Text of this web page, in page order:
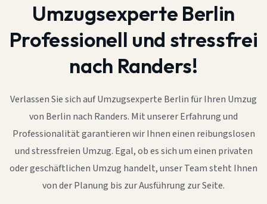
Umzugsexperte Berlin
Professionell und stressfrei
nach Randers!
Verlassen Sie sich auf Umzugsexperte Berlin für Ihren Umzug
von Berlin nach Randers. Mit unserer Erfahrung und
Professionalität garantieren wir Ihnen einen reibungslosen
und stressfreien Umzug. Egal, ob es sich um einen privaten
oder geschäftlichen Umzug handelt, unser Team steht Ihnen
von der Planung bis zur Ausführung zur Seite.